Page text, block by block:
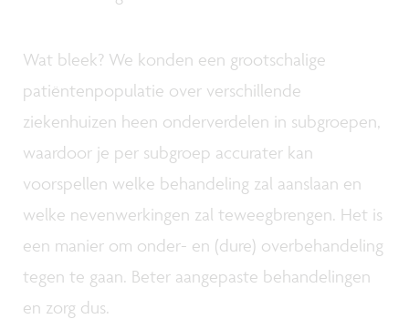
Wat bleek? We konden een grootschalige
patiëntenpopulatie over verschillende
ziekenhuizen heen onderverdelen in subgroepen,
waardoor je per subgroep accurater kan
voorspellen welke behandeling zal aanslaan en
welke nevenwerkingen zal teweegbrengen. Het is
een manier om onder- en (dure) overbehandeling
tegen te gaan. Beter aangepaste behandelingen
en zorg dus.